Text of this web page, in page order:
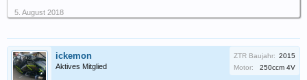
5. August 2018
ickemon
Aktives Mitglied
ZTR Baujahr: 2015
Motor:
250ccm 4V